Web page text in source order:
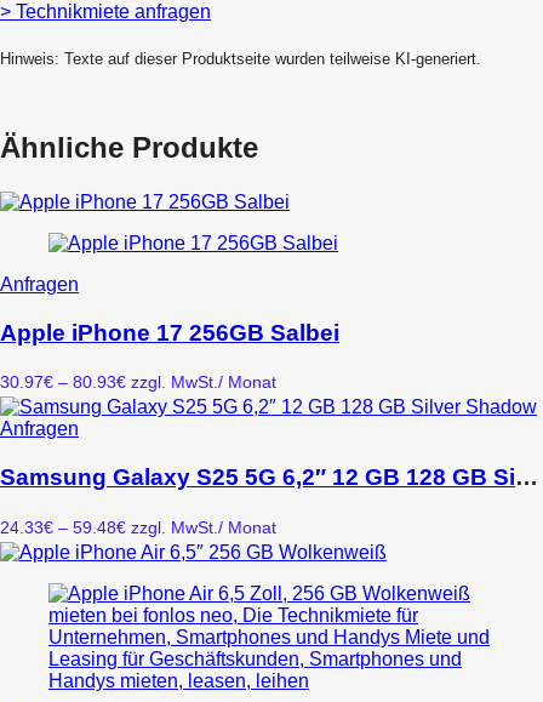
> Technikmiete anfragen
Hinweis: Texte auf dieser Produktseite wurden teilweise KI-generiert.
Ähnliche Produkte
Anfragen
weist
mehrere
auf.
Die
Optionen
auf
Produktseite
gewählt
werden
Apple iPhone 17 256GB Salbei
30.97€ – 80.93€Preisspanne:
30.97€
zzgl. MwSt./ Monat
Anfragen
weist
mehrere
auf.
Die
können
auf
der
Produktseite
gewählt
Samsung Galaxy S25 5G 6,2″ 12 GB 128 GB Silver Shadow
24.33€ – 59.48€Preisspanne:
24.33€
59.48€
zzgl. MwSt. / Monat